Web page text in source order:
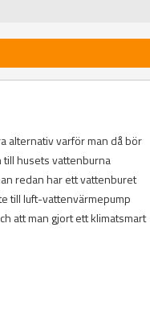
alternativ varför man då bör
husets vattenburna
redan har ett vattenburet
till luft-vattenvärmepump
att man gjort ett klimatsmart